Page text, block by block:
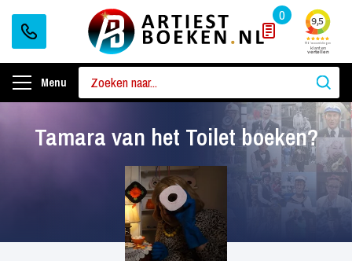
0
Menu
Tamara van het Toilet boeken?